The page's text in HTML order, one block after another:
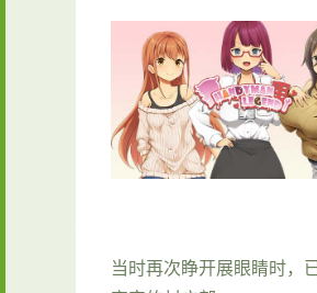
当时再次睁开展眼睛时，